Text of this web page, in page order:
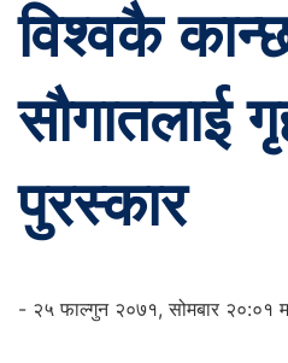
विश्वकै
सौगातलाई
पुरस्कार
- २५ फाल्गुन २०७१, सोमबार २०:०१